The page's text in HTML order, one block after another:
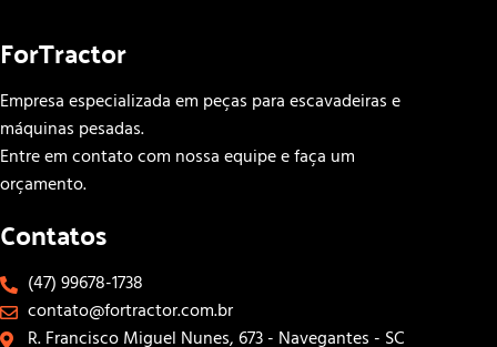
ForTractor
Empresa especializada em peças para escavadeiras e
máquinas pesadas.
Entre em contato com nossa equipe e faça um
orçamento.
Contatos
(47) 99678-1738
contato@fortractor.com.br
R. Francisco Miguel Nunes, 673 - Navegantes - SC